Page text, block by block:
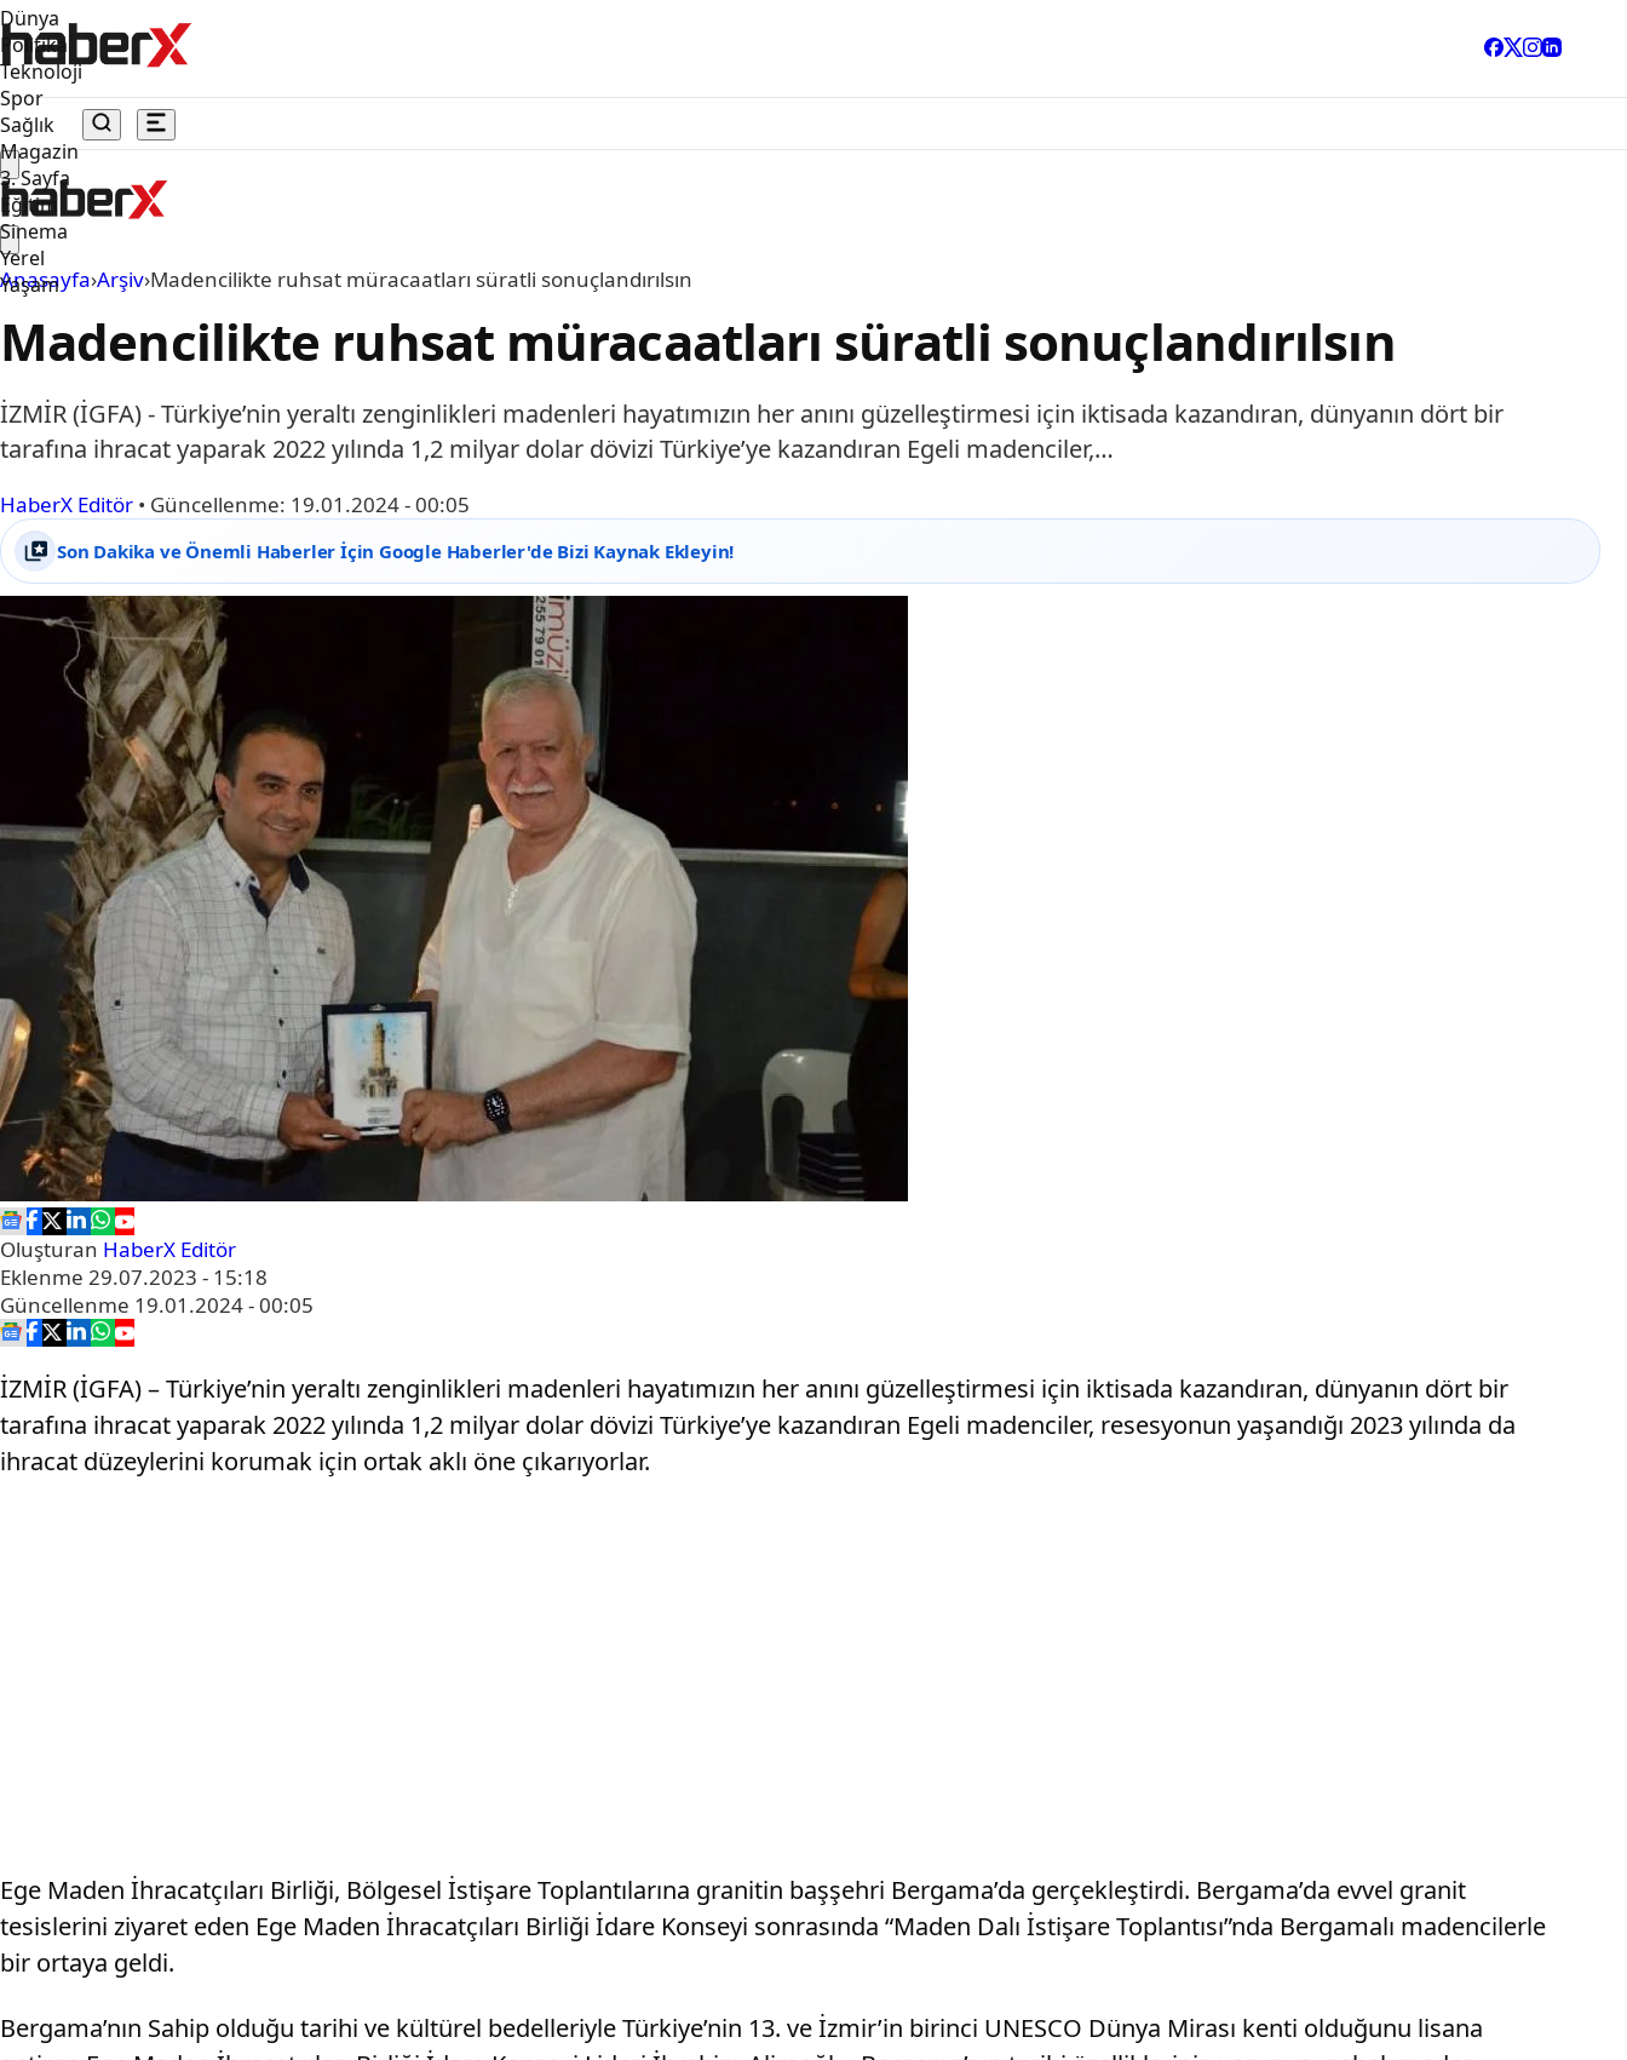
Dünya
Politika
Teknoloji
Spor
Sağlık
Magazin
3. Sayfa
Eğitim
Sinema
Yerel
Yaşam
Anasayfa›Arşiv›Madencilikte ruhsat müracaatları süratli sonuçlandırılsın
Madencilikte ruhsat müracaatları süratli sonuçlandırılsın
İZMİR (İGFA) - Türkiye’nin yeraltı zenginlikleri madenleri hayatımızın her anını güzelleştirmesi için iktisada kazandıran, dünyanın dört bir
tarafına ihracat yaparak 2022 yılında 1,2 milyar dolar dövizi Türkiye’ye kazandıran Egeli madenciler,…
HaberX Editör • Güncellenme: 19.01.2024 - 00:05
Son Dakika ve Önemli Haberler İçin Google Haberler'de Bizi Kaynak Ekleyin!
Oluşturan HaberX Editör
Eklenme 29.07.2023 - 15:18
Güncellenme 19.01.2024 - 00:05
İZMİR (İGFA) – Türkiye’nin yeraltı zenginlikleri madenleri hayatımızın her anını güzelleştirmesi için iktisada kazandıran, dünyanın dört bir
tarafına ihracat yaparak 2022 yılında 1,2 milyar dolar dövizi Türkiye’ye kazandıran Egeli madenciler, resesyonun yaşandığı 2023 yılında da
ihracat düzeylerini korumak için ortak aklı öne çıkarıyorlar.
Ege Maden İhracatçıları Birliği, Bölgesel İstişare Toplantılarına granitin başşehri Bergama’da gerçekleştirdi. Bergama’da evvel granit
tesislerini ziyaret eden Ege Maden İhracatçıları Birliği İdare Konseyi sonrasında “Maden Dalı İstişare Toplantısı”nda Bergamalı madencilerle
bir ortaya geldi.
Bergama’nın Sahip olduğu tarihi ve kültürel bedelleriyle Türkiye’nin 13. ve İzmir’in birinci UNESCO Dünya Mirası kenti olduğunu lisana